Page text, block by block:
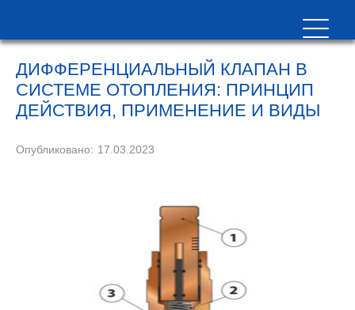
ДИФФЕРЕНЦИАЛЬНЫЙ КЛАПАН В
СИСТЕМЕ ОТОПЛЕНИЯ: ПРИНЦИП
ДЕЙСТВИЯ, ПРИМЕНЕНИЕ И ВИДЫ
Опубликовано: 17.03.2023